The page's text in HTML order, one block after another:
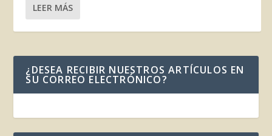
LEER MÁS
¿DESEA RECIBIR NUESTROS ARTÍCULOS EN
SU CORREO ELECTRÓNICO?